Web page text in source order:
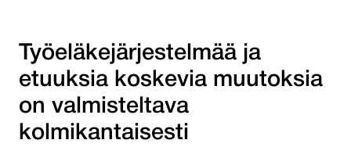
Työeläkejärjestelmää ja
etuuksia koskevia muutoksia
on valmisteltava
kolmikantaisesti